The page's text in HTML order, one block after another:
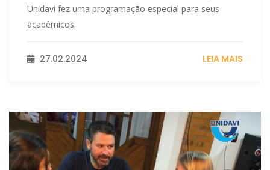
Unidavi fez uma programação especial para seus
acadêmicos.
27.02.2024 LEIA MAIS